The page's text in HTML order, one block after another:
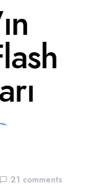
21 comments